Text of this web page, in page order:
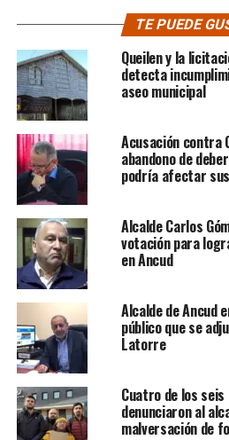
TE PUEDE
Queilen y la
detecta
aseo municipal
Acusación contra
abandono de
podría afectar
Alcalde Carlos
votación para
en Ancud
Alcalde de Ancud
público que se
Latorre
Cuatro de los
denunciaron al
malversación de